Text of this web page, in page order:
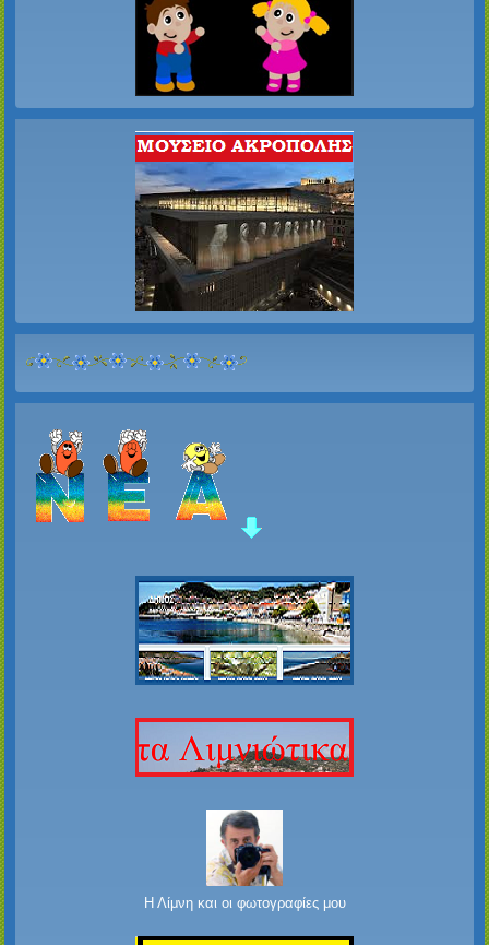
Η Λίμνη και οι φωτογραφίες μου